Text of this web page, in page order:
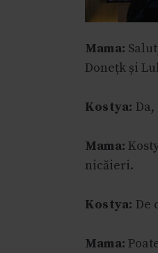
t
Mama:
Donețk și
Kostya: Da,
Mama:
nicăieri.
Kostya: De
Mama: